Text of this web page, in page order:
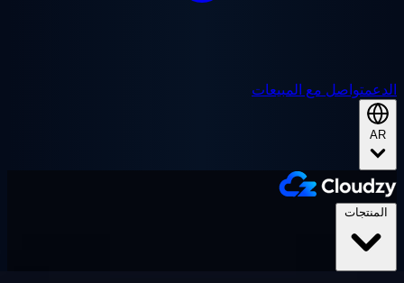
تواصل مع المبيعات